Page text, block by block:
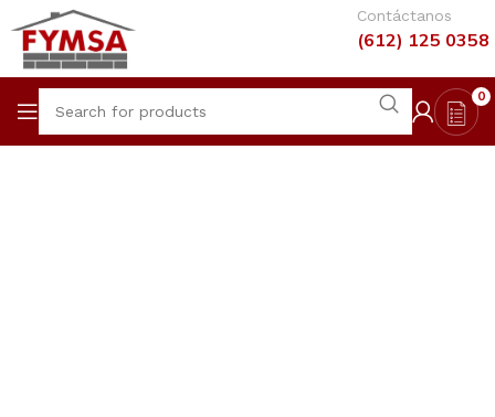
Contáctanos
(612) 125 0358
0